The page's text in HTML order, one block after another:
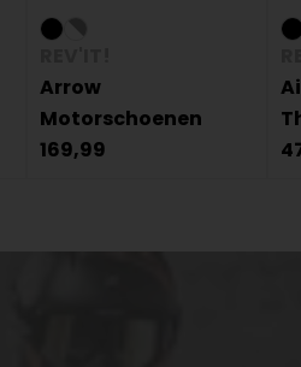
Arrow
Motorschoenen
169,99